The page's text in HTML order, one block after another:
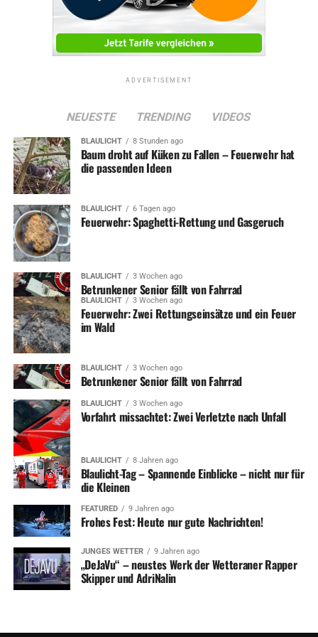
SuS Volmarstein steht vor tiefgreifenden Veränderungen
Zeit zum Feiern: Siedlung Breslauer Straße fast fertig
ADVERTISEMENT
NEUESTE TRENDING VIDEOS
BLAULICHT 8 Stunden ago
Baum droht auf Küken zu Fallen – Feuerwehr hat
die passenden Ideen
BLAULICHT 6 Tagen ago
Feuerwehr: Spaghetti-Rettung und Gasgeruch
BLAULICHT 3 Wochen ago
Betrunkener Senior fällt von Fahrrad
BLAULICHT 3 Wochen ago
Feuerwehr: Zwei Rettungseinsätze und ein Feuer
im Wald
BLAULICHT 3 Wochen ago
Betrunkener Senior fällt von Fahrrad
BLAULICHT 3 Wochen ago
Vorfahrt missachtet: Zwei Verletzte nach Unfall
BLAULICHT 8 Jahren ago
Blaulicht-Tag – Spannende Einblicke – nicht nur für
die Kleinen
FEATURED 9 Jahren ago
Frohes Fest: Heute nur gute Nachrichten!
JUNGES WETTER 9 Jahren ago
„DeJaVu“ – neustes Werk der Wetteraner Rapper
Skipper und AdriNalin